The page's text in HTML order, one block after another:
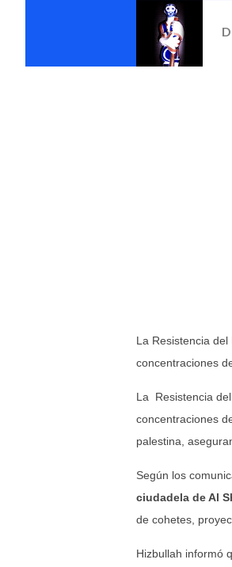
La Resistencia
concentraciones
La Resistencia
concentraciones
palestina,
Según los
ciudadela de Al
de cohetes,
Hizbullah informó